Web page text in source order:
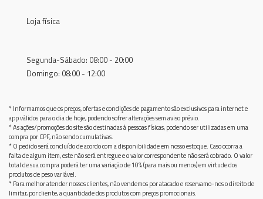
Loja física
Segunda-Sábado: 08:00 - 20:00
Domingo: 08:00 - 12:00
* Informamos que os preços, ofertas e condições de pagamento são exclusivos para internet e
app válidos para o dia de hoje, podendo sofrer alterações sem aviso prévio.
* As ações/promoções do site são destinadas à pessoas físicas, podendo ser utilizadas em uma
compra por CPF, não sendo cumulativas.
* O pedido será concluído de acordo com a disponibilidade em nosso estoque. Caso ocorra a
falta de algum item, este não será entregue e o valor correspondente não será cobrado. O valor
total de sua compra poderá ter uma variação de 10% (para mais ou menos) em virtude dos
produtos de peso variável.
* Para melhor atender nossos clientes, não vendemos por atacado e reservamo-nos o direito de
limitar, por cliente, a quantidade dos produtos com preços promocionais.